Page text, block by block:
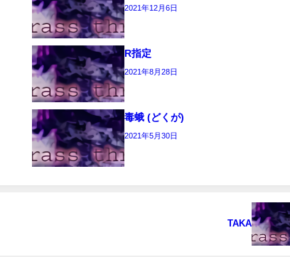
2021年12月6日
R指定
2021年8月28日
毒蛾 (どくが)
2021年5月30日
TAKA